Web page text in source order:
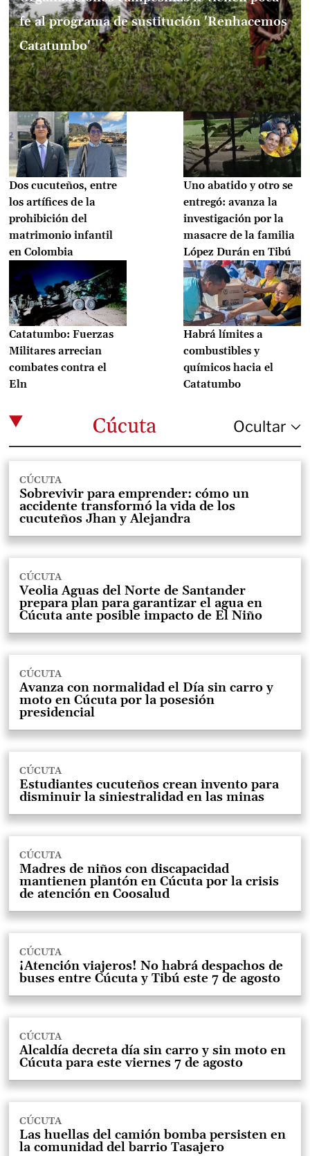
fe al programa de sustitución 'Renhacemos
Catatumbo'
Dos cucuteños, entre
los artífices de la
prohibición del
matrimonio infantil
en Colombia
Uno abatido y otro se
entregó: avanza la
investigación por la
masacre de la familia
López Durán en Tibú
Catatumbo: Fuerzas
Militares arrecian
combates contra el
Eln
Habrá límites a
combustibles y
químicos hacia el
Catatumbo
Cúcuta
CÚCUTA
Sobrevivir para emprender: cómo un
accidente transformó la vida de los
cucuteños Jhan y Alejandra
CÚCUTA
Veolia Aguas del Norte de Santander
prepara plan para garantizar el agua en
Cúcuta ante posible impacto de El Niño
CÚCUTA
Avanza con normalidad el Día sin carro y
moto en Cúcuta por la posesión
presidencial
CÚCUTA
Estudiantes cucuteños crean invento para
disminuir la siniestralidad en las minas
CÚCUTA
Madres de niños con discapacidad
mantienen plantón en Cúcuta por la crisis
de atención en Coosalud
CÚCUTA
¡Atención viajeros! No habrá despachos de
buses entre Cúcuta y Tibú este 7 de agosto
CÚCUTA
Alcaldía decreta día sin carro y sin moto en
Cúcuta para este viernes 7 de agosto
CÚCUTA
Las huellas del camión bomba persisten en
la comunidad del barrio Tasajero